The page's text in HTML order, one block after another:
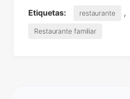
Etiquetas: restaurante ,
Restaurante familiar